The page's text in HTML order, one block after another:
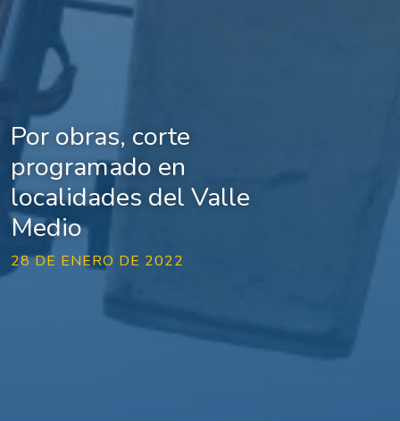
Por obras, corte
programado en
localidades del Valle
Medio
28 DE ENERO DE 2022